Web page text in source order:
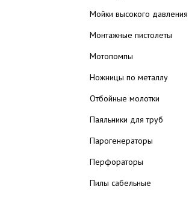
Мойки высокого давления
Монтажные пистолеты
Мотопомпы
Ножницы по металлу
Отбойные молотки
Паяльники для труб
Парогенераторы
Перфораторы
Пилы сабельные